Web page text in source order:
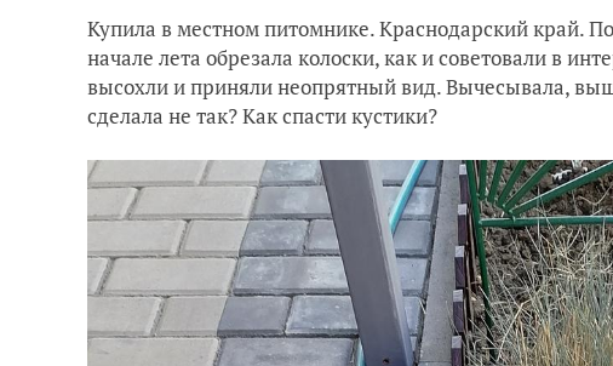
Купила в местном питомнике. Краснодарский край.
начале лета обрезала колоски, как и советовали в
высохли и приняли неопрятный вид. Вычесывала,
сделала не так? Как спасти кустики?